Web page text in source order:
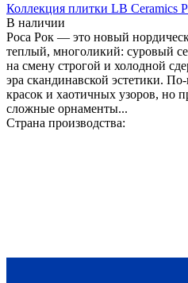
Коллекция плитки LB Ceramics
В наличии
Роса Рок — это новый
теплый, многоликий: суровый
на смену строгой и холодной
эра скандинавской эстетики.
красок и хаотичных узоров, но
сложные орнаменты...
Страна производства: